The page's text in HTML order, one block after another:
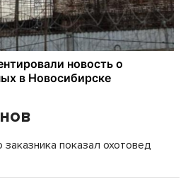
показал охотовед